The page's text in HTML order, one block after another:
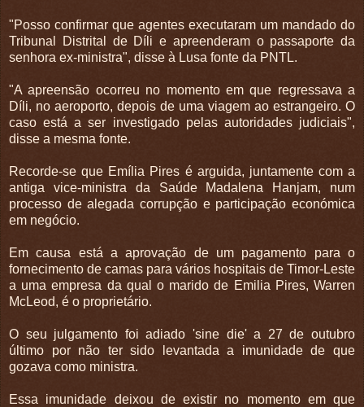
"Posso confirmar que agentes executaram um mandado do
Tribunal Distrital de Díli e apreenderam o passaporte da
senhora ex-ministra", disse à Lusa fonte da PNTL.
"A apreensão ocorreu no momento em que regressava a
Díli, no aeroporto, depois de uma viagem ao estrangeiro. O
caso está a ser investigado pelas autoridades judiciais",
disse a mesma fonte.
Recorde-se que Emília Pires é arguida, juntamente com a
antiga vice-ministra da Saúde Madalena Hanjam, num
processo de alegada corrupção e participação económica
em negócio.
Em causa está a aprovação de um pagamento para o
fornecimento de camas para vários hospitais de Timor-Leste
a uma empresa da qual o marido de Emilia Pires, Warren
McLeod, é o proprietário.
O seu julgamento foi adiado 'sine die' a 27 de outubro
último por não ter sido levantada a imunidade de que
gozava como ministra.
Essa imunidade deixou de existir no momento em que